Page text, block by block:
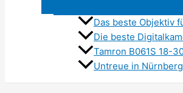
Das beste Objektiv
Die beste
Tamron B061S 18-
Untreue in